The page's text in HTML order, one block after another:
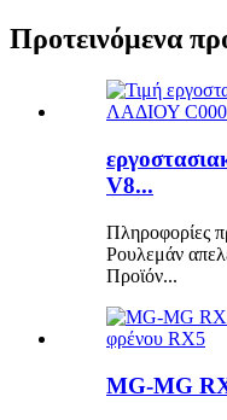
Προτεινόμενα
V8...
Πληροφορίες
Ρουλεμάν
Προϊόν...
MG-MG